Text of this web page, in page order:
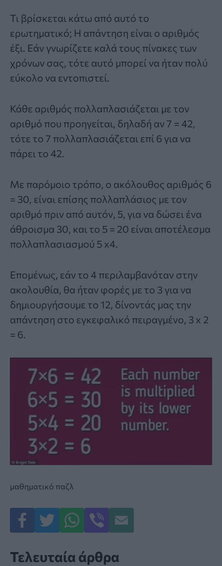
Τι βρίσκεται κάτω από αυτό το
ερωτηματικό; Η απάντηση είναι ο αριθμός
έξι. Εάν γνωρίζετε καλά τους πίνακες των
χρόνων σας, τότε αυτό μπορεί να ήταν πολύ
εύκολο να εντοπιστεί.
Κάθε αριθμός πολλαπλασιάζεται με τον
αριθμό που προηγείται, δηλαδή αν 7 = 42,
τότε το 7 πολλαπλασιάζεται επί 6 για να
πάρει το 42.
Με παρόμοιο τρόπο, ο ακόλουθος αριθμός 6
= 30, είναι επίσης πολλαπλάσιος με τον
αριθμό πριν από αυτόν, 5, για να δώσει ένα
άθροισμα 30, και το 5 = 20 είναι αποτέλεσμα
πολλαπλασιασμού 5 x4.
Επομένως, εάν το 4 περιλαμβανόταν στην
ακολουθία, θα ήταν φορές με το 3 για να
δημιουργήσουμε το 12, δίνοντάς μας την
απάντηση στο εγκεφαλικό πειραγμένο, 3 x 2
= 6.
μαθηματικό παζλ
Τελευταία άρθρα